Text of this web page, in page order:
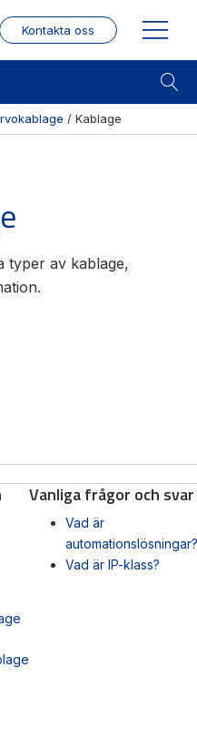
Kontakta oss
/ Kablage
typer av kablage,
Vanliga frågor och svar
Vad är
automationslösningar?
Vad är IP-klass?